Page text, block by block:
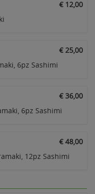
€ 12,00
€ 25,00
6pz Sashimi
€ 36,00
6pz Sashimi
€ 48,00
12pz Sashimi